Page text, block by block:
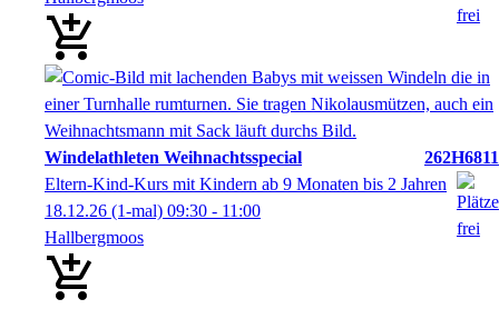
Windelathleten Weihnachtsspecial
262H6811
Eltern-Kind-Kurs mit Kindern ab 9 Monaten bis 2 Jahren
18.12.26 (1-mal) 09:30 - 11:00
Hallbergmoos